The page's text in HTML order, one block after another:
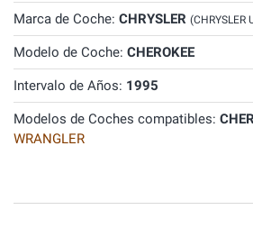
Marca de Coche: CHRYSLER (CHRYSLER
Modelo de Coche: CHEROKEE
Intervalo de Años: 1995
Modelos de Coches compatibles:
WRANGLER